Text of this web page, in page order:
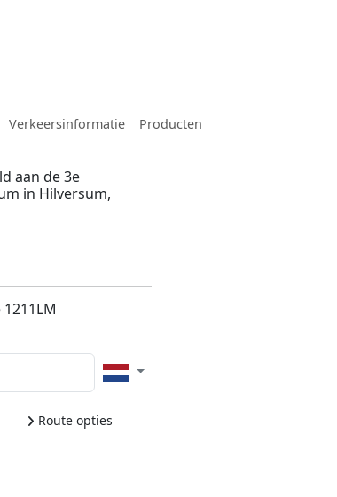
Verkeersinformatie Producten
aan de 3e
in Hilversum,
Route opties